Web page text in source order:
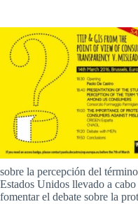
sobre la percepción del
Estados Unidos llevado a
fomentar el debate sobre la